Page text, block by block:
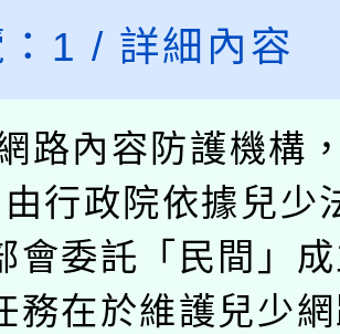
1 / 詳細內容
路內容防護機構
行政院依據兒少
會委託「民間」
務在於維護兒少